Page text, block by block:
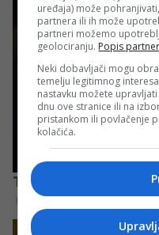
uređaja) može
partnera ili ih može
partneri možemo
geolociranju. Popis
Neki dobavljači mogu
temelju legitimnog
nastavku možete
dnu ove stranice ili na
pristankom ili povlačenje
kolačića.